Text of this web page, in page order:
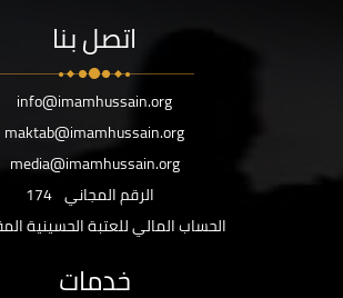
اتصل بنا
info@imamhussain.org
maktab@imamhussain.org
media@imamhussain.org
الرقم المجاني 174
الحساب المالي للعتبة الحسينية
خدمات